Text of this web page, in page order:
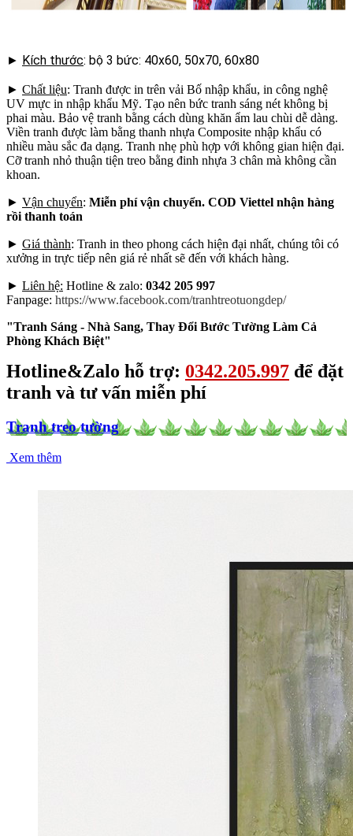
► Kích thước: bộ 3 bức: 40x60, 50x70, 60x80
► Chất liệu: Tranh được in trên vải Bố nhập khẩu, in công nghệ
UV mực in nhập khẩu Mỹ. Tạo nên bức tranh sáng nét không bị
phai màu. Bảo vệ tranh bằng cách dùng khăn ẩm lau chùi dễ dàng.
Viền tranh được làm bằng thanh nhựa Composite nhập khẩu có
nhiều màu sắc đa dạng. Tranh nhẹ phù hợp với không gian hiện đại.
Cỡ tranh nhỏ thuận tiện treo bằng đinh nhựa 3 chân mà không cần
khoan.
► Vận chuyển: Miễn phí vận chuyển. COD Viettel nhận hàng
rồi thanh toán
► Giá thành: Tranh in theo phong cách hiện đại nhất, chúng tôi có
xưởng in trực tiếp nên giá rẻ nhất sẽ đến với khách hàng.
► Liên hệ: Hotline & zalo: 0342 205 997
Fanpage: https://www.facebook.com/tranhtreotuongdep/
"Tranh Sáng - Nhà Sang, Thay Đổi Bước Tường Làm Cả
Phòng Khách Biệt"
Hotline&Zalo hỗ trợ: 0342.205.997 để đặt
tranh và tư vấn miễn phí
Tranh treo tường
Xem thêm